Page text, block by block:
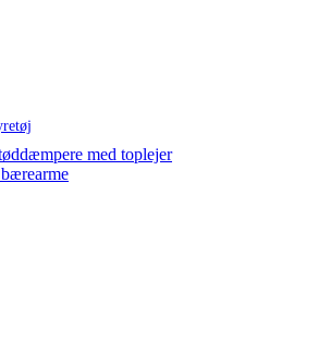
med toplejer